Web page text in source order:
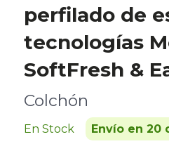
perfilado de
tecnologías
SoftFresh &
Colchón
En Stock Envío en 20